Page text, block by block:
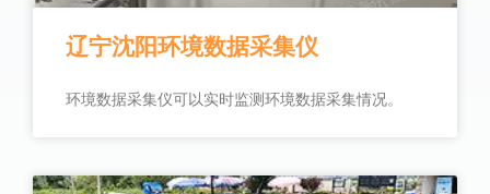
辽宁沈阳环境数据采集仪
环境数据采集仪可以实时监测环境数据采集情况。